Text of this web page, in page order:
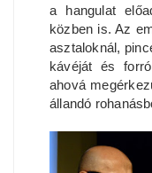
a hangulat
közben is. Az
asztaloknál,
kávéját és
ahová
állandó